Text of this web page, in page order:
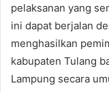
pelaksanan yang
ini dapat berjalan
menghasilkan
kabupaten Tulang
Lampung secara